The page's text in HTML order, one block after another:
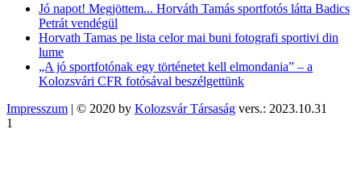
Jó napot! Megjöttem... Horváth Tamás sportfotós látta Badics
Petrát vendégül
Horvath Tamas pe lista celor mai buni fotografi sportivi din
lume
„A jó sportfotónak egy történetet kell elmondania” – a
Kolozsvári CFR fotósával beszélgettünk
Impresszum | © 2020 by Kolozsvár Társaság vers.: 2023.10.31
1